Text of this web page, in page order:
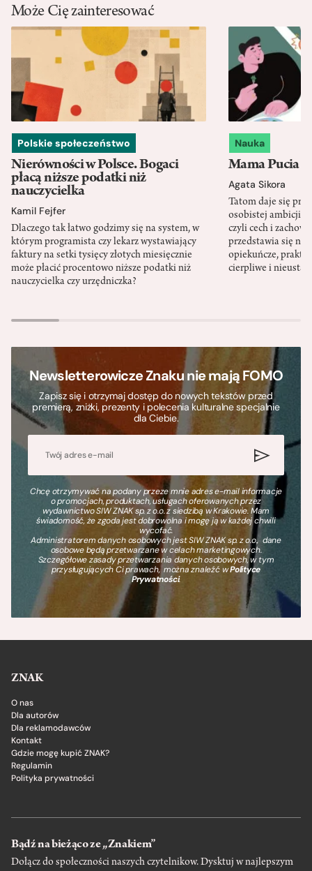
Może Cię zainteresować
Polskie społeczeństwo
Nierówności w Polsce. Bogaci
płacą niższe podatki niż
nauczycielka
Kamil Fejfer
Dlaczego tak łatwo godzimy się na system, w
którym programista czy lekarz wystawiający
faktury na setki tysięcy złotych miesięcznie
może płacić procentowo niższe podatki niż
nauczycielka czy urzędniczka?
Nauka
Mama Pucia
Agata Sikora
Tatom daje się
osobistej ambicji,
czyli cech i
przedstawia się
opiekuńcze,
cierpliwe i
Newsletterowicze Znaku nie mają FOMO
Zapisz się i otrzymaj dostęp do nowych tekstów przed
premierą, zniżki, prezenty i polecenia kulturalne specjalnie
dla Ciebie.
Chcę otrzymywać na podany przeze mnie adres e-mail informacje
o promocjach, produktach, usługach oferowanych przez
wydawnictwo SIW ZNAK sp. z o.o. z siedzibą w Krakowie. Mam
świadomość, że zgoda jest dobrowolna i mogę ją w każdej chwili
wycofać.
Administratorem danych osobowych jest SIW ZNAK sp. z o.o., dane
osobowe będą przetwarzane w celach marketingowych.
Szczegółowe zasady przetwarzania danych osobowych, w tym
przysługujących Ci prawach, można znaleźć wPolityce
Prywatności.
ZNAK
O nas
Dla autorów
Dla reklamodawców
Kontakt
Gdzie mogę kupić ZNAK?
Regulamin
Polityka prywatności
Bądź na bieżąco ze „Znakiem”
Dołącz do społeczności naszych czytelnikow. Dysktuj w najlepszym